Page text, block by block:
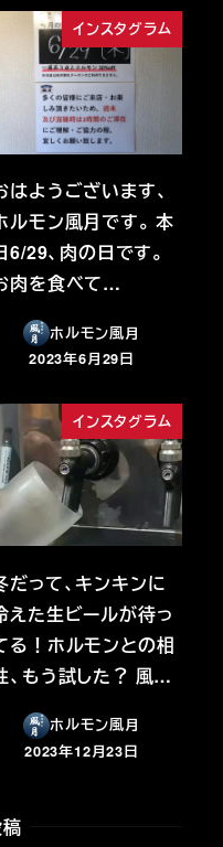
インスタグラム
はようございます、
ルモン風月です。 本
6/29、肉の日です。
肉を食べて…
ホルモン風月
投稿日
2023年6月29日
インスタグラム
だって、キンキンに
えた生ビールが待っ
る！ホルモンとの相
、もう試した？ 風…
ホルモン風月
投稿日
2023年12月23日